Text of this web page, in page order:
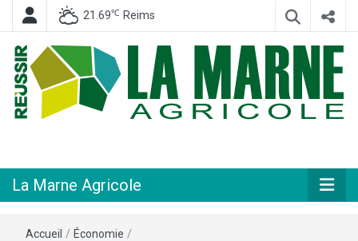
21.69℃ Reims
Agricole
La Marne Agricole
Accueil / Économie /